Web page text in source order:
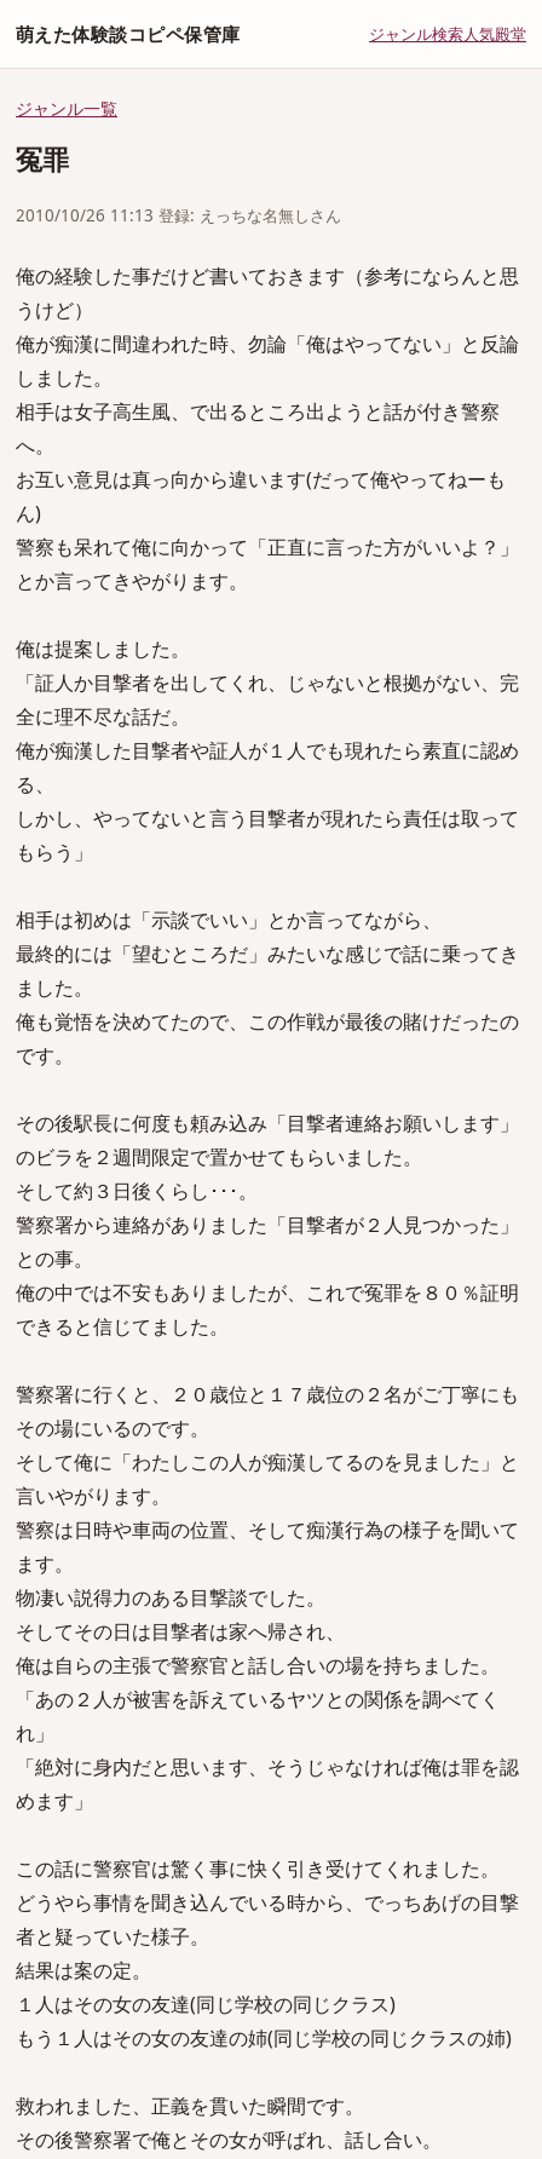
萌えた体験談コピペ保管庫 ジャンル検索人気殿堂
ジャンル一覧
冤罪
2010/10/26 11:13 登録: えっちな名無しさん
俺の経験した事だけど書いておきます（参考にならんと思
うけど）
俺が痴漢に間違われた時、勿論「俺はやってない」と反論
しました。
相手は女子高生風、で出るところ出ようと話が付き警察
へ。
お互い意見は真っ向から違います(だって俺やってねーも
ん)
警察も呆れて俺に向かって「正直に言った方がいいよ？」
とか言ってきやがります。
俺は提案しました。
「証人か目撃者を出してくれ、じゃないと根拠がない、完
全に理不尽な話だ。
俺が痴漢した目撃者や証人が１人でも現れたら素直に認め
る、
しかし、やってないと言う目撃者が現れたら責任は取って
もらう」
相手は初めは「示談でいい」とか言ってながら、
最終的には「望むところだ」みたいな感じで話に乗ってき
ました。
俺も覚悟を決めてたので、この作戦が最後の賭けだったの
です。
その後駅長に何度も頼み込み「目撃者連絡お願いします」
のビラを２週間限定で置かせてもらいました。
そして約３日後くらし･･･。
警察署から連絡がありました「目撃者が２人見つかった」
との事。
俺の中では不安もありましたが、これで冤罪を８０％証明
できると信じてました。
警察署に行くと、２０歳位と１７歳位の２名がご丁寧にも
その場にいるのです。
そして俺に「わたしこの人が痴漢してるのを見ました」と
言いやがります。
警察は日時や車両の位置、そして痴漢行為の様子を聞いて
ます。
物凄い説得力のある目撃談でした。
そしてその日は目撃者は家へ帰され、
俺は自らの主張で警察官と話し合いの場を持ちました。
「あの２人が被害を訴えているヤツとの関係を調べてく
れ」
「絶対に身内だと思います、そうじゃなければ俺は罪を認
めます」
この話に警察官は驚く事に快く引き受けてくれました。
どうやら事情を聞き込んでいる時から、でっちあげの目撃
者と疑っていた様子。
結果は案の定。
１人はその女の友達(同じ学校の同じクラス)
もう１人はその女の友達の姉(同じ学校の同じクラスの姉)
救われました、正義を貫いた瞬間です。
その後警察署で俺とその女が呼ばれ、話し合い。